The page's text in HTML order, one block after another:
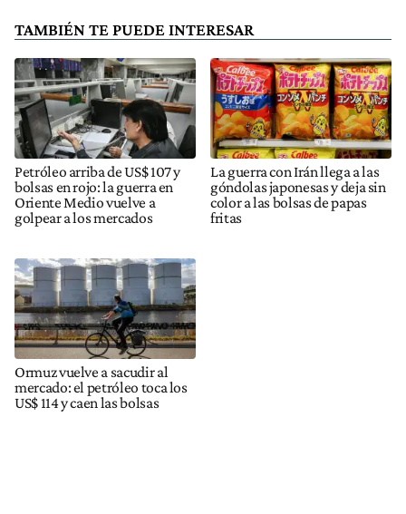
TAMBIÉN TE PUEDE INTERESAR
Petróleo arriba de US$ 107 y
bolsas en rojo: la guerra en
Oriente Medio vuelve a
golpear a los mercados
La guerra con Irán llega a las
góndolas japonesas y deja sin
color a las bolsas de papas
fritas
Ormuz vuelve a sacudir al
mercado: el petróleo toca los
US$ 114 y caen las bolsas